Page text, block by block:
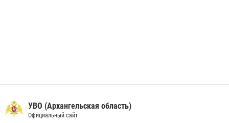
УВО (Архангельская область)
Официальный сайт